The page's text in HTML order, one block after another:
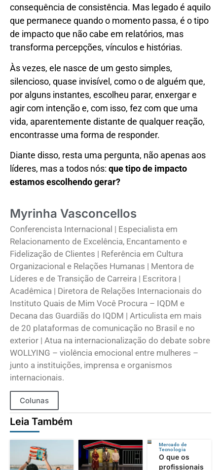
consequência de consistência. Mas legado é aquilo
que permanece quando o momento passa, é o tipo
de impacto que não cabe em relatórios, mas
transforma percepções, vínculos e histórias.
Às vezes, ele nasce de um gesto simples,
silencioso, quase invisível, como o de alguém que,
por alguns instantes, escolheu parar, enxergar e
agir com intenção e, com isso, fez com que uma
vida, aparentemente distante de qualquer reação,
encontrasse uma forma de responder.
Diante disso, resta uma pergunta, não apenas aos
líderes, mas a todos nós: que tipo de impacto
estamos escolhendo gerar?
Myrinha Vasconcellos
Conferencista Internacional | Especialista em
Relacionamento de Excelência, Encantamento e
Fidelização de Clientes | Referência em Cultura
Organizacional e Relações Humanas | Mentora de
Líderes e de Transição de Carreira | Escritora |
Acadêmica | Diretora de Relações Internacionais do
Instituto Quais de Mim Você Procura – IQDM e
Decana das Guardiãs do IQDM | Articulista em mais
de 20 plataformas de comunicação no Brasil e no
exterior | Atua na internacionalização do debate sobre
WOLLYING – violência emocional entre mulheres –
junto a instituições, imprensa e organismos
internacionais.
Colunas
Leia Também
Mercado de
Tecnologia
O que os
profissionais